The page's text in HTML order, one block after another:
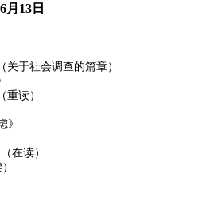
13日
于社会调查的篇章）
读）
》
在读）